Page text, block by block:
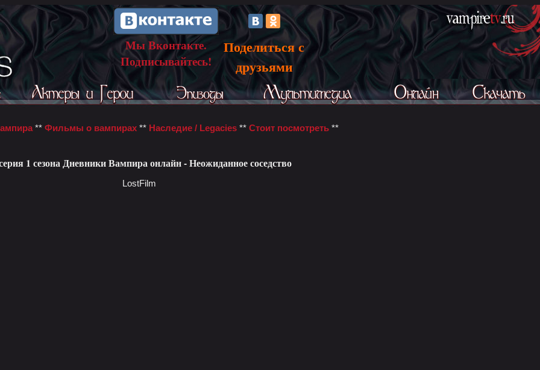
Мы Вконтакте.
Подписывайтесь!
Поделиться с
друзьями
** Фильмы о вампирах ** Наследие / Legacies ** Стоит посмотреть **
1 сезона Дневники Вампира онлайн - Неожиданное соседство
LostFilm